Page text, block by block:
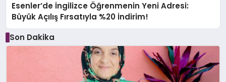
Esenler’de İngilizce Öğrenmenin Yeni Adresi:
Büyük Açılış Fırsatıyla %20 İndirim!
Son Dakika